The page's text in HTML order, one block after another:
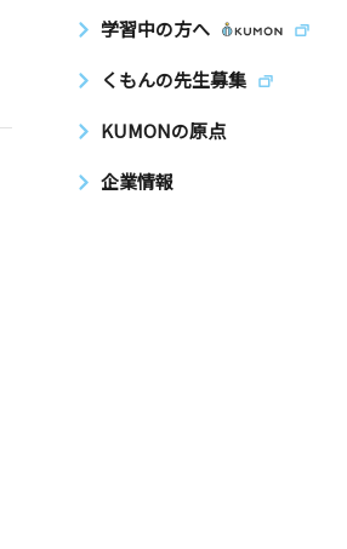
学習中の方へ
くもんの先生募集
KUMONの原点
企業情報